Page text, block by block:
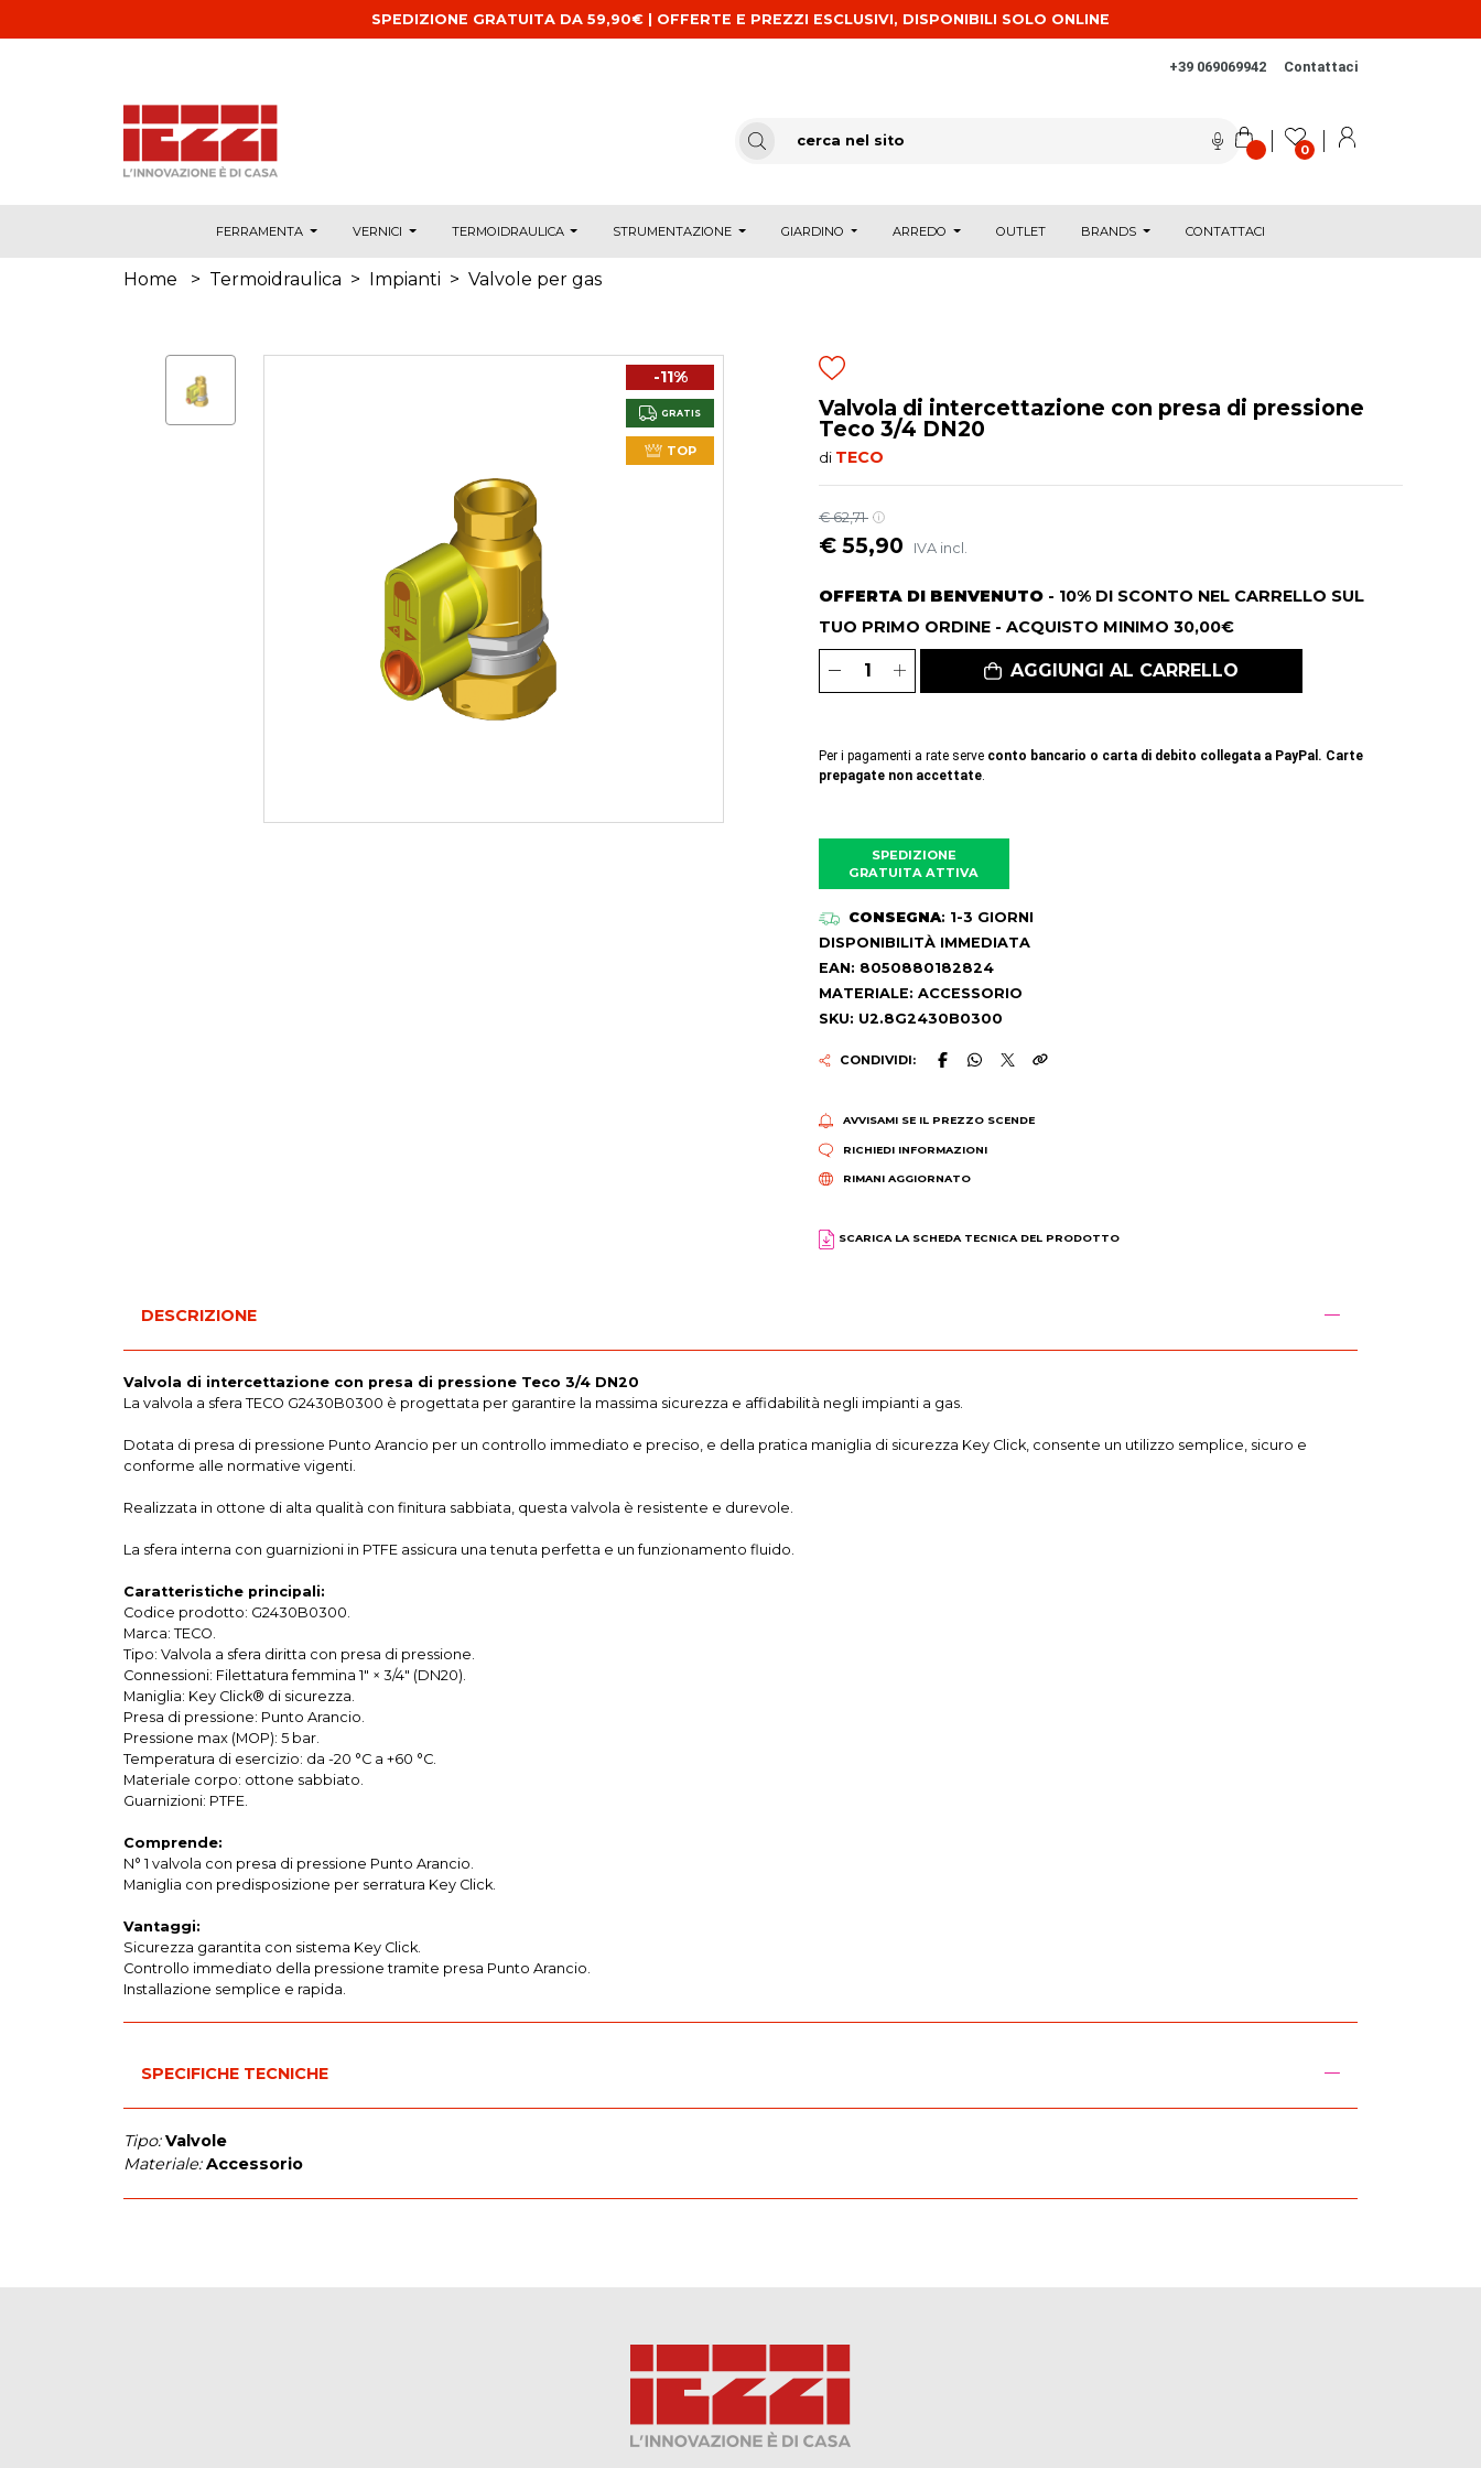
SPEDIZIONE GRATUITA DA 59,90€ | OFFERTE E PREZZI ESCLUSIVI, DISPONIBILI SOLO ONLINE
+39 069069942 Contattaci
0
FERRAMENTA VERNICI TERMOIDRAULICA STRUMENTAZIONE GIARDINO ARREDO OUTLET BRANDS CONTATTACI
Home > Termoidraulica > Impianti > Valvole per gas
-11%
GRATIS
TOP
Valvola di intercettazione con presa di pressione
Teco 3/4 DN20
di TECO
€ 62,71
€ 55,90 IVA incl.
OFFERTA DI BENVENUTO - 10% DI SCONTO NEL CARRELLO SUL
TUO PRIMO ORDINE - ACQUISTO MINIMO 30,00€
AGGIUNGI AL CARRELLO
Per i pagamenti a rate serve conto bancario o carta di debito collegata a PayPal. Carte
prepagate non accettate.
SPEDIZIONE
GRATUITA ATTIVA
CONSEGNA: 1-3 GIORNI
DISPONIBILITÀ IMMEDIATA
EAN: 8050880182824
MATERIALE: ACCESSORIO
SKU: U2.8G2430B0300
CONDIVIDI:
AVVISAMI SE IL PREZZO SCENDE
RICHIEDI INFORMAZIONI
RIMANI AGGIORNATO
SCARICA LA SCHEDA TECNICA DEL PRODOTTO
DESCRIZIONE
Valvola di intercettazione con presa di pressione Teco 3/4 DN20
La valvola a sfera TECO G2430B0300 è progettata per garantire la massima sicurezza e affidabilità negli impianti a gas.
Dotata di presa di pressione Punto Arancio per un controllo immediato e preciso, e della pratica maniglia di sicurezza Key Click, consente un utilizzo semplice, sicuro e
conforme alle normative vigenti.
Realizzata in ottone di alta qualità con finitura sabbiata, questa valvola è resistente e durevole.
La sfera interna con guarnizioni in PTFE assicura una tenuta perfetta e un funzionamento fluido.
Caratteristiche principali:
Codice prodotto: G2430B0300.
Marca: TECO.
Tipo: Valvola a sfera diritta con presa di pressione.
Connessioni: Filettatura femmina 1″ × 3/4″ (DN20).
Maniglia: Key Click® di sicurezza.
Presa di pressione: Punto Arancio.
Pressione max (MOP): 5 bar.
Temperatura di esercizio: da -20 °C a +60 °C.
Materiale corpo: ottone sabbiato.
Guarnizioni: PTFE.
Comprende:
N° 1 valvola con presa di pressione Punto Arancio.
Maniglia con predisposizione per serratura Key Click.
Vantaggi:
Sicurezza garantita con sistema Key Click.
Controllo immediato della pressione tramite presa Punto Arancio.
Installazione semplice e rapida.
SPECIFICHE TECNICHE
Tipo: Valvole
Materiale: Accessorio